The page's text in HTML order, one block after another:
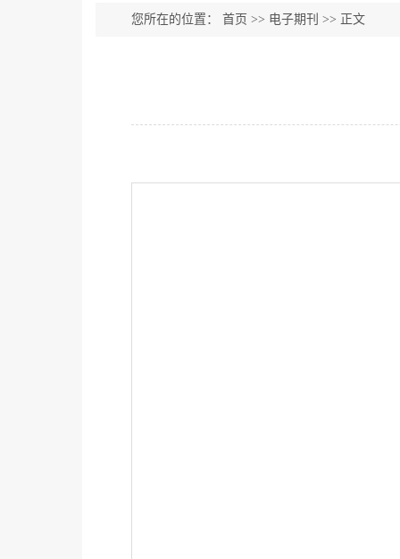
您所在的位置： 首页 >> 电子期刊 >> 正文